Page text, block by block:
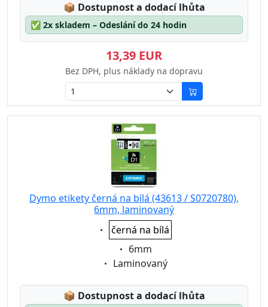
📦 Lagerstatus:
Dostupnost a dodací lhůta
✅ 2x skladem – Odeslání do 24 hodin
13,39 EUR
Bez DPH, plus náklady na dopravu
Dymo etikety černá na bílá (43613 / S0720780),
6mm, laminovaný
Eigenschaft:
černá na bílá
Eigenschaft:
6mm
Eigenschaft:
Laminovaný
📦 Lagerstatus:
Dostupnost a dodací lhůta